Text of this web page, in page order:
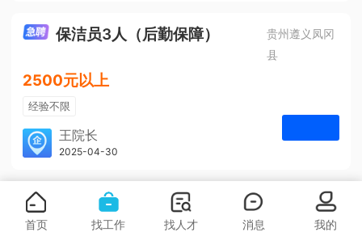
保洁员3人（后勤保障）
贵州遵义凤冈
县
2500元以上
经验不限
学历不限
3人
王院长
凤冈安宁医院
2025-04-30
首页 找工作 找人才 消息 我的